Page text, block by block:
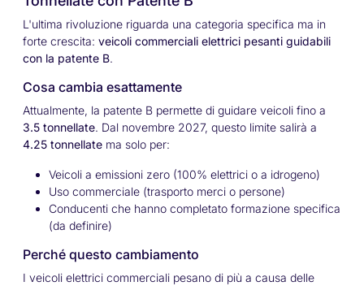
L'ultima rivoluzione riguarda una categoria specifica ma in
forte crescita: veicoli commerciali elettrici pesanti guidabili
con la patente B.
Cosa cambia esattamente
Attualmente, la patente B permette di guidare veicoli fino a
3.5 tonnellate. Dal novembre 2027, questo limite salirà a
4.25 tonnellate ma solo per:
Veicoli a emissioni zero (100% elettrici o a idrogeno)
Uso commerciale (trasporto merci o persone)
Conducenti che hanno completato formazione specifica
(da definire)
Perché questo cambiamento
I veicoli elettrici commerciali pesano di più a causa delle